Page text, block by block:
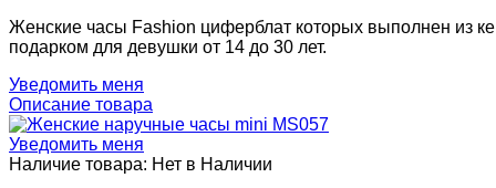
Женские часы Fashion циферблат которых выполнен из
подарком для девушки от 14 до 30 лет.
Уведомить меня
Описание товара
Уведомить меня
Наличие товара: Нет в Наличии